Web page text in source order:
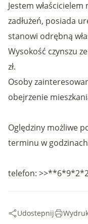
Jestem
zadłużeń, posiada
stanowi odrębną
Wysokość czynszu
zł.
Osoby
obejrzenie
Oględziny możliwe
terminu w
telefon:
Udostepnij